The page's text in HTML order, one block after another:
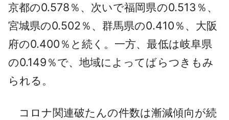
京都の0.578％、次いで福岡県の0.513％、
宮城県の0.502％、群馬県の0.410％、大阪
府の0.400％と続く。一方、最低は岐阜県
の0.149％で、地域によってばらつきもみ
られる。
コロナ関連破たんの件数は漸減傾向が続